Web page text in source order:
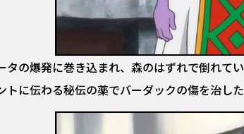
タの爆発に巻き込まれ、森のはずれで倒れて
トに伝わる秘伝の薬でバーダックの傷を治した